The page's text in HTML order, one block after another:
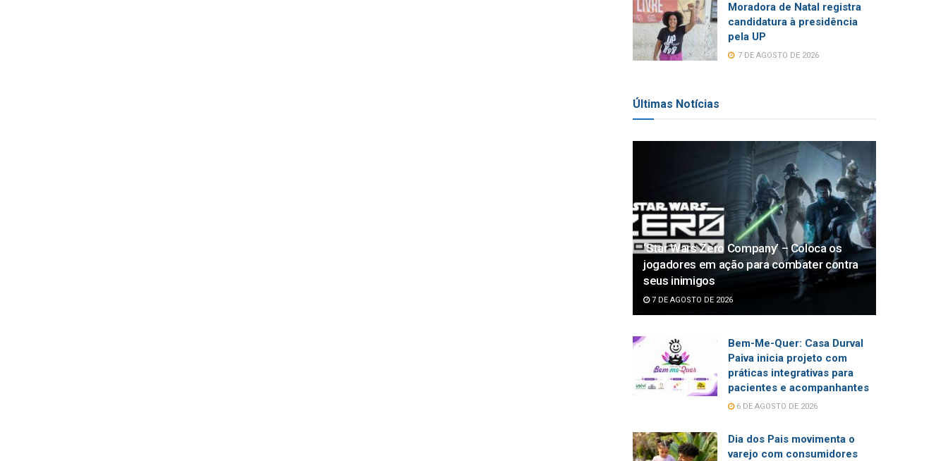
Moradora de Natal registra
candidatura à presidência
pela UP
7 DE AGOSTO DE 2026
Últimas Notícias
‘Star Wars Zero Company’ – Coloca os
jogadores em ação para combater contra
seus inimigos
7 DE AGOSTO DE 2026
Bem-Me-Quer: Casa Durval
Paiva inicia projeto com
práticas integrativas para
pacientes e acompanhantes
6 DE AGOSTO DE 2026
Dia dos Pais movimenta o
varejo com consumidores